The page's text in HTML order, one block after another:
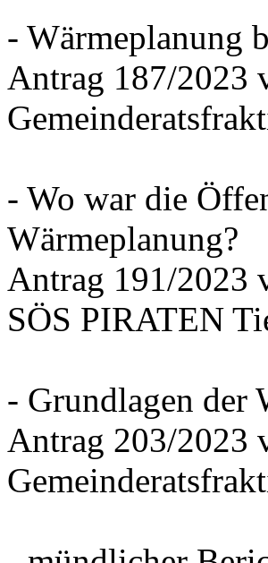
- Wärmeplanung
Antrag 187/2023
- Wo war die
Wärmeplanung?
Antrag 191/
SÖS PIRATEN
- Grundlagen der
Antrag 203/2023